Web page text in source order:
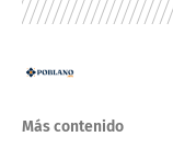
Más contenido